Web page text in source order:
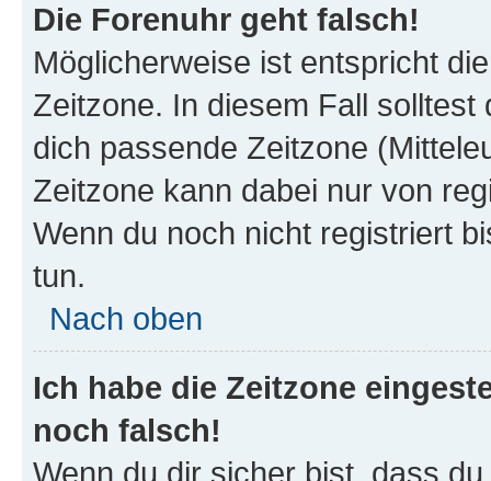
Die Forenuhr geht falsch!
Möglicherweise ist entspricht
Zeitzone. In diesem Fall solltest
dich passende Zeitzone
Zeitzone kann dabei nur von
Wenn du noch nicht registriert
tun.
Nach oben
Ich habe die Zeitzone
noch falsch!
Wenn du dir sicher bist, dass